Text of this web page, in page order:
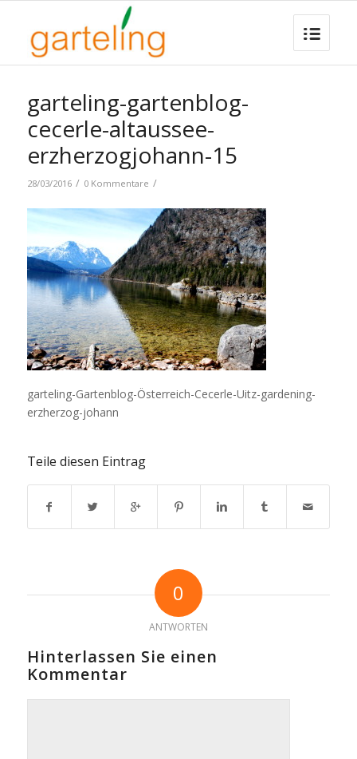
garteling-gartenblog-
cecerle-altaussee-
erzherzogjohann-15
28/03/2016 / 0 Kommentare /
garteling-Gartenblog-Österreich-Cecerle-Uitz-gardening-
erzherzog-johann
Teile diesen Eintrag
0
ANTWORTEN
Hinterlassen Sie einen
Kommentar